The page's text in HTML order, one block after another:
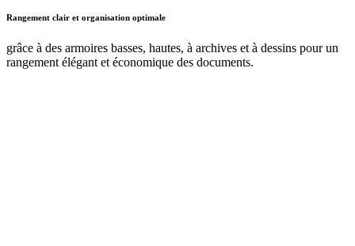
Rangement clair et organisation optimale
grâce à des armoires basses, hautes, à archives et à dessins pour un
rangement élégant et économique des documents.